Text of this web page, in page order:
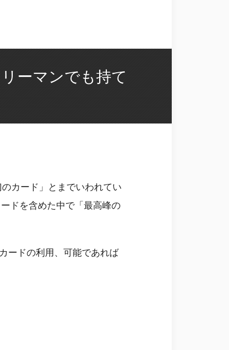
ーマンでも持て
カード」とまでいわれてい
ドを含めた中で「最高峰の
ードの利用、可能であれば